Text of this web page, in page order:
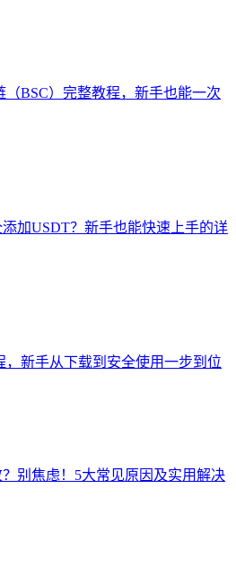
（BSC）完整教程，新手也能一次
添加USDT？新手也能快速上手的详
，新手从下载到安全使用一步到位
？别焦虑！5大常见原因及实用解决